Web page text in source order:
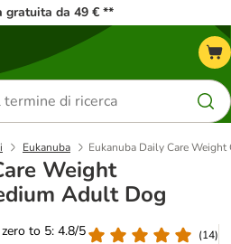
gratuita da 49 € **
Eukanuba Eukanuba Daily Care
Weight
Adult Dog
to 5: 4.8/5
(14)